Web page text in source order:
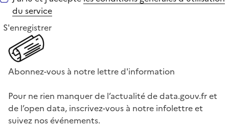
du service
S'enregistrer
Abonnez-vous à notre lettre d'information
Pour ne rien manquer de l’actualité de data.gouv.fr et
de l’open data, inscrivez-vous à notre infolettre et
suivez nos événements.